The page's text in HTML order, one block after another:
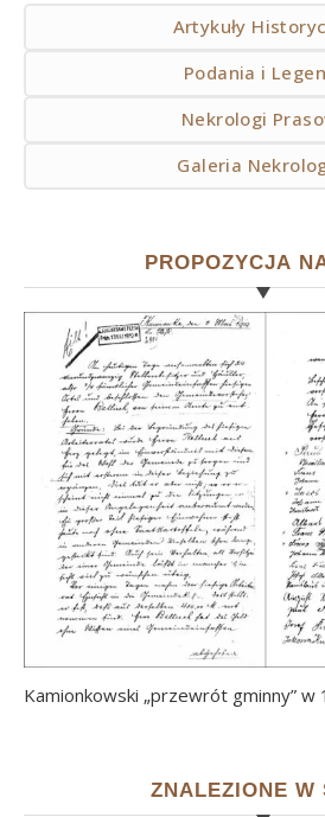
Artykuły
Podania i
Nekrologi
Galeria
PROPOZYCJA
Kamionkowski „przewrót gminny” w
ZNALEZIONE W